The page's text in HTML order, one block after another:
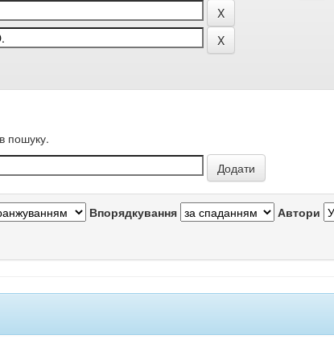
пошуку.
Впорядкування Автори